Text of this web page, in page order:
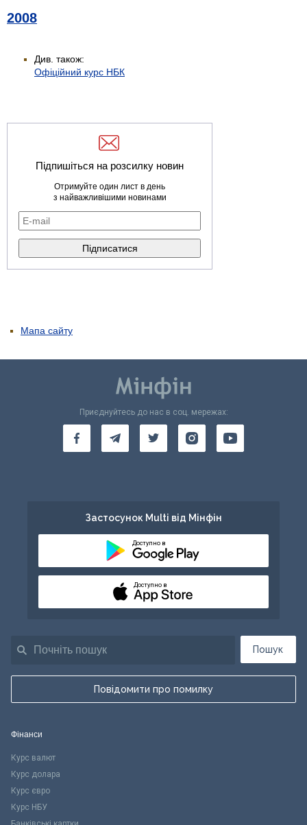
2008
Див. також:
Офіційний курс НБК
Підпишіться на розсилку новин
Отримуйте один лист в день
з найважливішими новинами
Мапа сайту
Пошук
Повідомити про помилку
Приєднуйтесь до нас в соц. мережах:
Застосунок Multi від Мінфін
Доступно в
Доступно в
Фінанси
Курс валют
Курс долара
Курс євро
Курс НБУ